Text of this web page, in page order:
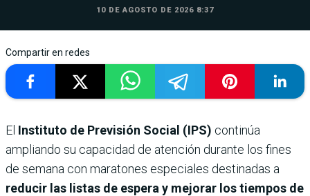
10 DE AGOSTO DE 2026 8:37
Compartir en redes
El Instituto de Previsión Social (IPS) continúa
ampliando su capacidad de atención durante los fines
de semana con maratones especiales destinadas a
reducir las listas de espera y mejorar los tiempos de